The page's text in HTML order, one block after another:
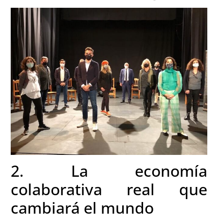
2. La economía
colaborativa real que
cambiará el mundo